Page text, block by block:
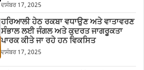
ਦਸੰਬਰ 17, 2025
ਹਰਿਆਲੀ ਹੇਠ ਰਕਬਾ ਵਧਾਉਣ ਅਤੇ ਵਾਤਾਵਰਣ
ਸੰਭਾਲ ਲਈ ਜੰਗਲ ਅਤੇ ਕੁਦਰਤ ਜਾਗਰੂਕਤਾ
ਪਾਰਕ ਕੀਤੇ ਜਾ ਰਹੇ ਹਨ ਵਿਕਸਿਤ
ਦਸੰਬਰ 17, 2025